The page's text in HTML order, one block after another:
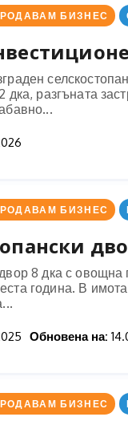
БИЗНЕС
разгъната
БИЗНЕС
8 дка с
година. В
Обновена на:
БИЗНЕС